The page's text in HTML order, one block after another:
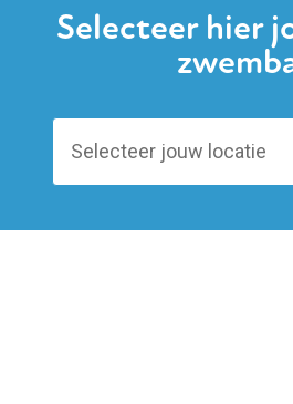
Selecteer hier